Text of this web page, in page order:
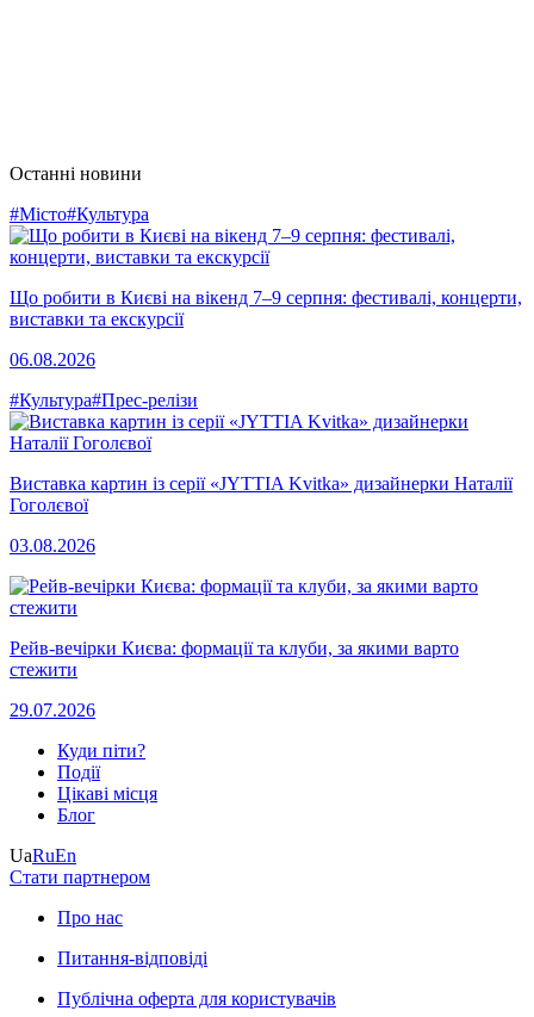
Останні новини
#Місто#Культура
Що робити в Києві на вікенд 7–9 серпня: фестивалі, концерти,
виставки та екскурсії
06.08.2026
#Культура#Прес-релізи
Виставка картин із серії «JYTTIA Kvitka» дизайнерки Наталії
Гоголєвої
03.08.2026
Рейв-вечірки Києва: формації та клуби, за якими варто
стежити
29.07.2026
Куди піти?
Події
Цікаві місця
Блог
UaRuEn
Стати партнером
Про нас
Питання-відповіді
Публічна оферта для користувачів